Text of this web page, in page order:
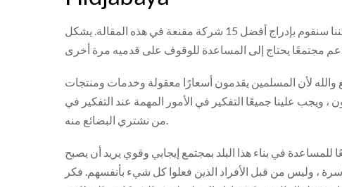
هناك العديد من الأسباب لدعم الشركات المملوكة للمسلمين ، لكننا سنقوم بإدراج أفضل 15 شركة مقنعة في هذه المقالة. يشكل
والله لأن المسلمين يقدمون أسعارًا معقولة وخدمات ومنتجات
ويجب علينا جميعًا التفكير في الأمور المهمة عند التفكير في
في بناء هذا البلد بمجتمع إيجابي وقوي يريد أن يصبح
، وليس من قبل الأفراد الذين فعلوا كل شيء بأنفسهم. فكر